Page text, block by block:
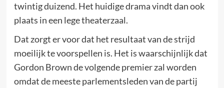
twintig duizend. Het huidige drama vindt dan ook
plaats in een lege theaterzaal.
Dat zorgt er voor dat het resultaat van de strijd
moeilijk te voorspellen is. Het is waarschijnlijk dat
Gordon Brown de volgende premier zal worden
omdat de meeste parlementsleden van de partij